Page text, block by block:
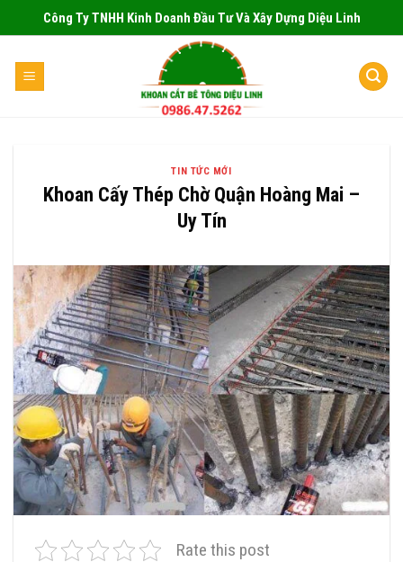
to
Công Ty TNHH Kinh Doanh Đầu Tư Và Xây Dựng Diệu Linh
TIN TỨC MỚI
Khoan Cấy Thép Chờ Quận Hoàng Mai –
Uy Tín
Rate this post